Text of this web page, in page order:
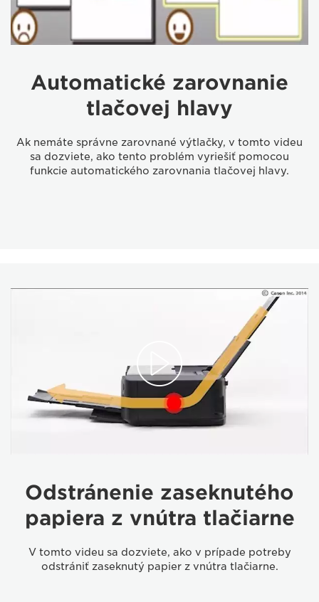
Automatické zarovnanie
tlačovej hlavy
Ak nemáte správne zarovnané výtlačky, v tomto videu
sa dozviete, ako tento problém vyriešiť pomocou
funkcie automatického zarovnania tlačovej hlavy.
Odstránenie zaseknutého
papiera z vnútra tlačiarne
V tomto videu sa dozviete, ako v prípade potreby
odstrániť zaseknutý papier z vnútra tlačiarne.